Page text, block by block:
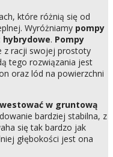
które różnią się od
Wyróżniamy pompy
. Pompy
z racji swojej prostoty
tego rozwiązania jest
oraz lód na powierzchni
w gruntową
bardziej stabilna, z
się tak bardzo jak
głębokości jest ona